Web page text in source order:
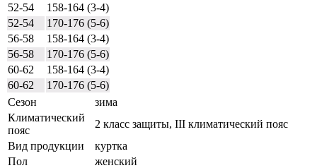
52-54
158-164 (3-4)
52-54
170-176 (5-6)
56-58
158-164 (3-4)
56-58
170-176 (5-6)
60-62
158-164 (3-4)
60-62
170-176 (5-6)
Сезон
зима
Климатический
пояс
2 класс защиты, III климатический пояс
Вид продукции
куртка
Пол
женский